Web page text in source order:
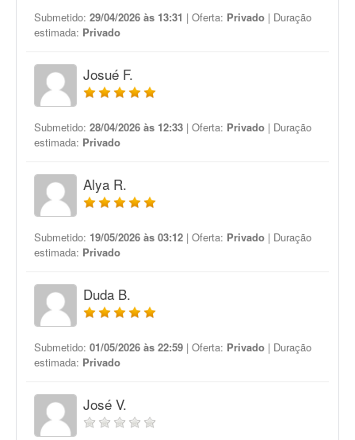
Submetido: 29/04/2026 às 13:31 | Oferta: Privado | Duração
estimada: Privado
Josué F.
Submetido: 28/04/2026 às 12:33 | Oferta: Privado | Duração
estimada: Privado
Alya R.
Submetido: 19/05/2026 às 03:12 | Oferta: Privado | Duração
estimada: Privado
Duda B.
Submetido: 01/05/2026 às 22:59 | Oferta: Privado | Duração
estimada: Privado
José V.